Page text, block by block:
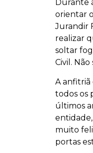
Durante
orientar
Jurandir
realizar
soltar
Civil.
A anfitriã
todos os
últimos
entidade,
muito
portas